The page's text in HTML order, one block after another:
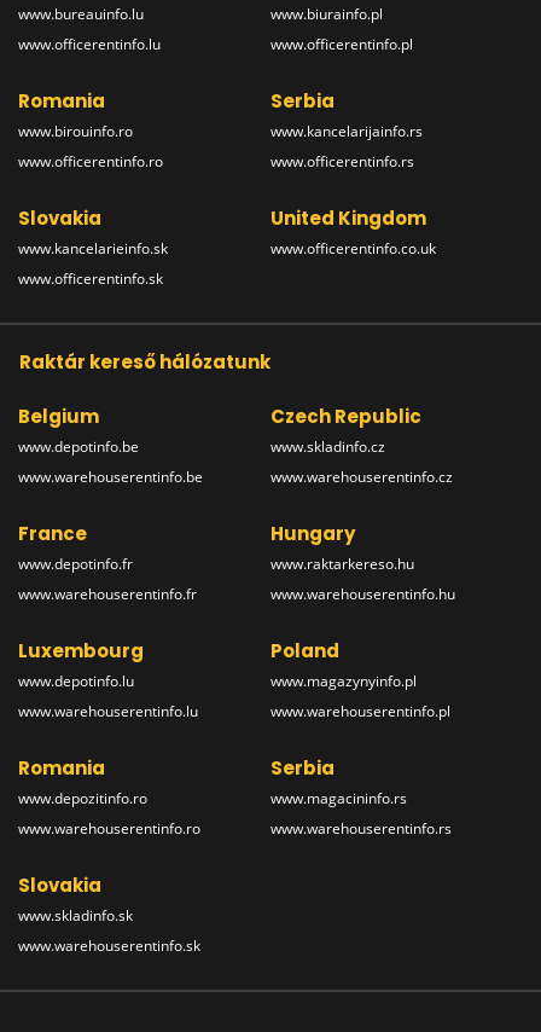
www.bureauinfo.lu
www.officerentinfo.lu
www.biurainfo.pl
www.officerentinfo.pl
Romania
www.birouinfo.ro
www.officerentinfo.ro
Serbia
www.kancelarijainfo.rs
www.officerentinfo.rs
Slovakia
www.kancelarieinfo.sk
www.officerentinfo.sk
United Kingdom
www.officerentinfo.co.uk
Raktár kereső hálózatunk
Belgium
www.depotinfo.be
www.warehouserentinfo.be
Czech Republic
www.skladinfo.cz
www.warehouserentinfo.cz
France
www.depotinfo.fr
www.warehouserentinfo.fr
Hungary
www.raktarkereso.hu
www.warehouserentinfo.hu
Luxembourg
www.depotinfo.lu
www.warehouserentinfo.lu
Poland
www.magazynyinfo.pl
www.warehouserentinfo.pl
Romania
www.depozitinfo.ro
www.warehouserentinfo.ro
Serbia
www.magacininfo.rs
www.warehouserentinfo.rs
Slovakia
www.skladinfo.sk
www.warehouserentinfo.sk